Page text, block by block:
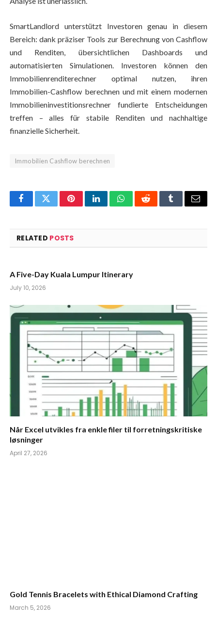
SmartLandlord unterstützt Investoren genau in diesem
Bereich: dank präziser Tools zur Berechnung von Cashflow
und Renditen, übersichtlichen Dashboards und
automatisierten Simulationen. Investoren können den
Immobilienrenditerechner optimal nutzen, ihren
Immobilien-Cashflow berechnen und mit einem modernen
Immobilieninvestitionsrechner fundierte Entscheidungen
treffen – alles für stabile Renditen und nachhaltige
finanzielle Sicherheit.
Immobilien Cashflow berechnen
FacebookTwitterPinterestLinkedInWhatsAppRedditTumblrEmail
RELATED POSTS
A Five-Day Kuala Lumpur Itinerary
July 10, 2026
Når Excel utvikles fra enkle filer til forretningskritiske
løsninger
April 27, 2026
Gold Tennis Bracelets with Ethical Diamond Crafting
March 5, 2026